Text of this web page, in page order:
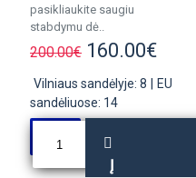
pasikliaukite saugiu
stabdymu dė..
200.00€ 160.00€
Vilniaus sandėlyje: 8
EU
sandėliuose: 14
Į